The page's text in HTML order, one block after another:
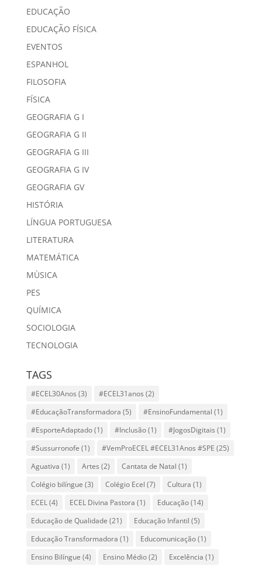
EDUCAÇÃO
EDUCAÇÃO FÍSICA
EVENTOS
ESPANHOL
FILOSOFIA
FÍSICA
GEOGRAFIA G I
GEOGRAFIA G II
GEOGRAFIA G III
GEOGRAFIA G IV
GEOGRAFIA GV
HISTÓRIA
LÍNGUA PORTUGUESA
LITERATURA
MATEMÁTICA
MÙSICA
PES
QUÍMICA
SOCIOLOGIA
TECNOLOGIA
TAGS
#ECEL30Anos (3) #ECEL31anos (2)
#EducaçãoTransformadora (5) #EnsinoFundamental (1)
#EsporteAdaptado(1) #Inclusão(1) #JogosDigitais (1)
#Sussurronofe (1) #VemProECEL #ECEL31Anos #SPE (25)
Aguativa (1) Artes (2) Cantata de Natal (1)
Colégio bilíngue (3) Colégio Ecel (7) Cultura (1)
ECEL(4) ECEL Divina Pastora (1) Educação(14)
Educação de Qualidade (21) Educação Infantil (5)
Educação Transformadora (1) Educomunicação(1)
Ensino Bilíngue (4) Ensino Médio(2) Excelência (1)